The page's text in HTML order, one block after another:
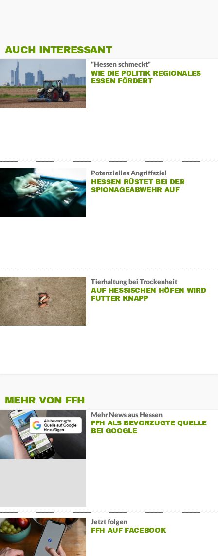
AUCH INTERESSANT
"Hessen schmeckt"
WIE DIE POLITIK REGIONALES
ESSEN FÖRDERT
Potenzielles Angriffsziel
HESSEN RÜSTET BEI DER
SPIONAGEABWEHR AUF
Tierhaltung bei Trockenheit
AUF HESSISCHEN HÖFEN WIRD
FUTTER KNAPP
MEHR VON FFH
Mehr News aus Hessen
FFH ALS BEVORZUGTE QUELLE
BEI GOOGLE
Jetzt folgen
FFH AUF FACEBOOK